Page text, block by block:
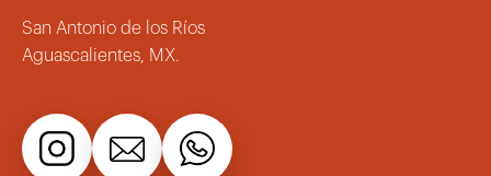
San Antonio de los Ríos
Aguascalientes, MX.